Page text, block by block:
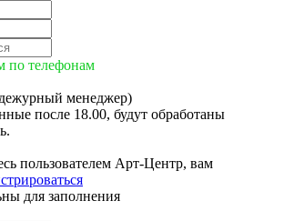
по телефонам
менеджер)
после 18.00, будут обработаны
пользователем Арт-Центр, вам
для заполнения